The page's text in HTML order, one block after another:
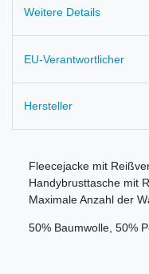
Weitere Details
EU-Verantwortlicher
Hersteller
Fleecejacke mit
Handybrusttasche mit
Maximale Anzahl der
50% Baumwolle, 50%